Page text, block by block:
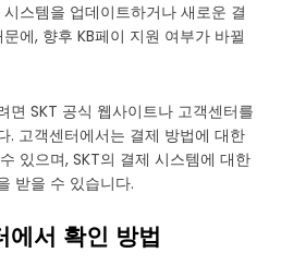
스템을 업데이트하거나 새로운 결
에, 향후 KB페이 지원 여부가 바뀔
면 SKT 공식 웹사이트나 고객센터를
. 고객센터에서는 결제 방법에 대한
있으며, SKT의 결제 시스템에 대한
받을 수 있습니다.
에서 확인 방법